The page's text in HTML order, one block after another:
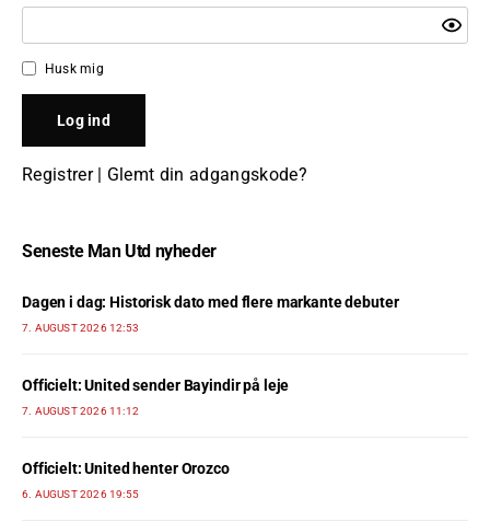
Husk mig
Registrer| Glemt din adgangskode?
Seneste Man Utd nyheder
Dagen i dag: Historisk dato med flere markante debuter
7. AUGUST 2026 12:53
Officielt: United sender Bayindir på leje
7. AUGUST 2026 11:12
Officielt: United henter Orozco
6. AUGUST 2026 19:55